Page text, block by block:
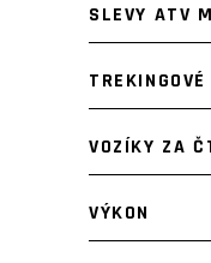
SLEVY ATV
VOZÍKY ZA
VÝKON